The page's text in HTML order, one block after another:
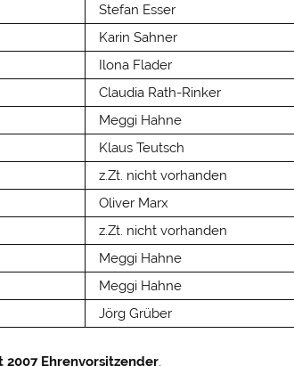
Stefan Esser
Karin Sahner
Ilona Flader
Claudia Rath-Rinker
Meggi Hahne
Klaus Teutsch
z.Zt. nicht vorhanden
Oliver Marx
z.Zt. nicht vorhanden
Meggi Hahne
Meggi Hahne
Jörg Grüber
2007 Ehrenvorsitzender,